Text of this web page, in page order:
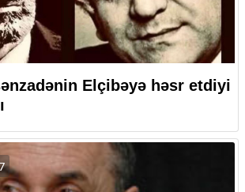
Elçibəyə həsr etdiyi